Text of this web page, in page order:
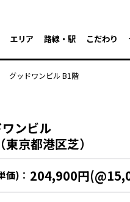
エリア 路線・駅 こだわり
グッドワンビル B1階
ンビル
京都港区芝）
価)： 204,900円